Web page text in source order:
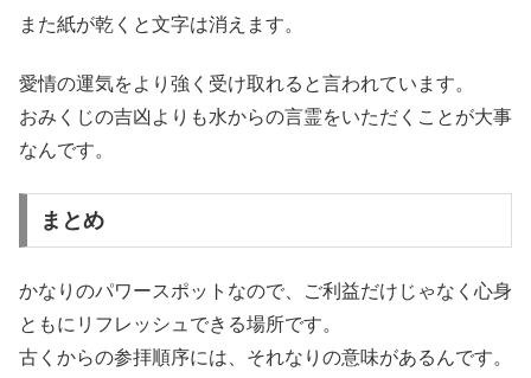
また紙が乾くと文字は消えます。
愛情の運気をより強く受け取れると言われています。
おみくじの吉凶よりも水からの言霊をいただくことが大事
なんです。
まとめ
かなりのパワースポットなので、ご利益だけじゃなく心身
ともにリフレッシュできる場所です。
古くからの参拝順序には、それなりの意味があるんです。